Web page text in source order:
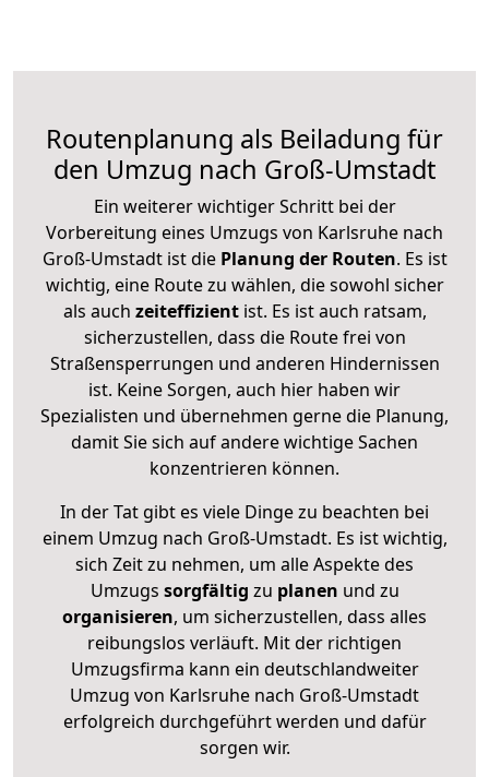
Routenplanung als Beiladung für
den Umzug nach Groß-Umstadt
Ein weiterer wichtiger Schritt bei der
Vorbereitung eines Umzugs von Karlsruhe nach
Groß-Umstadt ist diePlanung der Routen. Es ist
wichtig, eine Route zu wählen, die sowohl sicher
als auch zeiteffizientist. Es ist auch ratsam,
sicherzustellen, dass die Route frei von
Straßensperrungen und anderen Hindernissen
ist. Keine Sorgen, auch hier haben wir
Spezialisten und übernehmen gerne die Planung,
damit Sie sich auf andere wichtige Sachen
konzentrieren können.
In der Tat gibt es viele Dinge zu beachten bei
einem Umzug nach Groß-Umstadt. Es ist wichtig,
sich Zeit zu nehmen, um alle Aspekte des
Umzugs sorgfältig zu planen und zu
organisieren, um sicherzustellen, dass alles
reibungslos verläuft. Mit der richtigen
Umzugsfirma kann ein deutschlandweiter
Umzug von Karlsruhe nach Groß-Umstadt
erfolgreich durchgeführt werden und dafür
sorgen wir.